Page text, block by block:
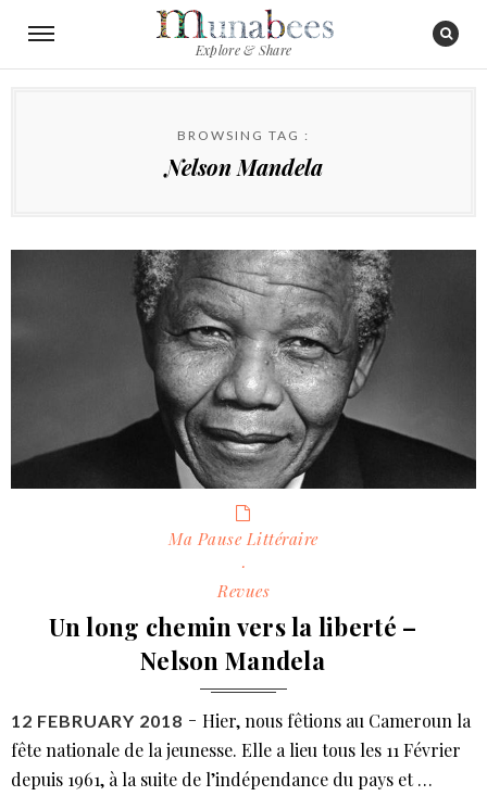
Explore & Share
BROWSING TAG :
Nelson Mandela
Ma Pause Littéraire
·
Revues
Un long chemin vers la liberté –
Nelson Mandela
POSTED
ON
12 FEBRUARY 2018
Hier, nous fêtions au Cameroun la
fête nationale de la jeunesse. Elle a lieu tous les 11 Février
depuis 1961, à la suite de l’indépendance du pays et …